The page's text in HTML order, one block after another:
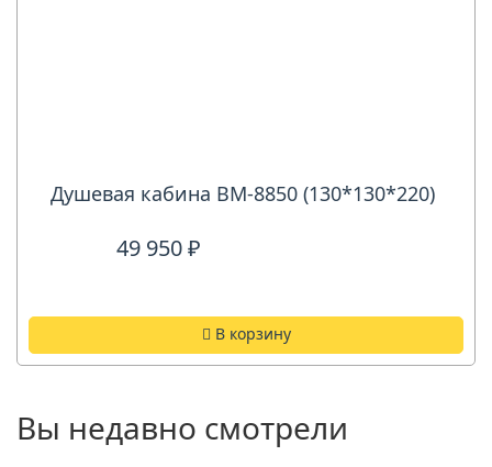
Душевая кабина ВМ-8850 (130*130*220)
49 950 ₽
В корзину
Вы недавно смотрели